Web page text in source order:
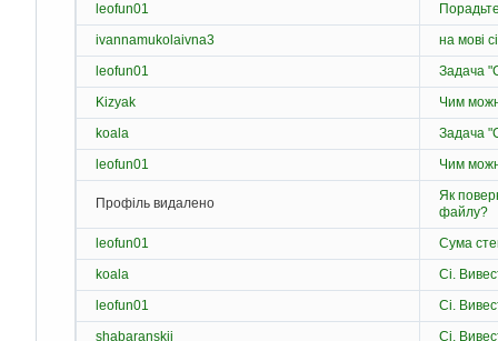
leofun01
ivannamukolaivna3
на мові
leofun01
Задача
Kizyak
Чим
koala
Задача
leofun01
Чим
Профіль видалено
Як
файлу?
leofun01
Сума
koala
Сі.
leofun01
Сі.
shabaranskij
Сі.